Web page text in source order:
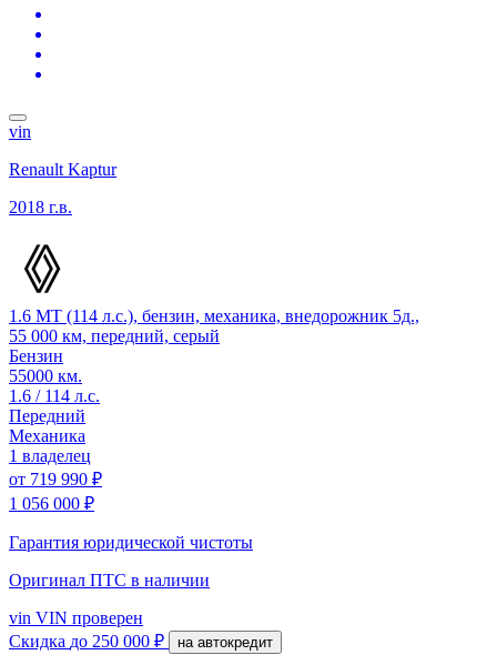
vin
Renault Kaptur
2018 г.в.
1.6 MT (114 л.с.), бензин, механика, внедорожник 5д.,
55 000 км, передний, серый
Бензин
55000 км.
1.6 / 114 л.с.
Передний
Механика
1 владелец
от 719 990 ₽
1 056 000 ₽
Гарантия юридической чистоты
Оригинал ПТС в наличии
vin VIN проверен
Скидка до 250 000 ₽ на автокредит